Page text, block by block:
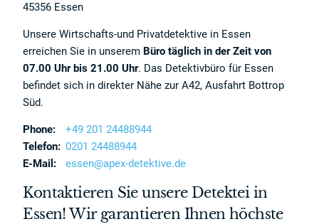
45356 Essen
Unsere Wirtschafts-und Privatdetektive in Essen
erreichen Sie in unserem Büro täglich in der Zeit von
07.00 Uhr bis 21.00 Uhr. Das Detektivbüro für Essen
befindet sich in direkter Nähe zur A42, Ausfahrt Bottrop
Süd.
Phone:
+49 201 24488944
Telefon: 0201 24488944
E-Mail:
essen@apex-detektive.de
Kontaktieren Sie unsere Detektei in
Essen! Wir garantieren Ihnen höchste